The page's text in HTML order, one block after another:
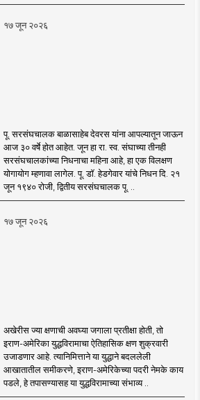
१७ जून २०२६
पू. सरसंघचालक बाळासाहेब देवरस यांना आपल्यातून जाऊन
आज ३० वर्षे होत आहेत. जून हा रा. स्व. संघाच्या तीनही
सरसंघचालकांच्या निधनाचा महिना आहे, हा एक विलक्षण
योगायोग म्हणावा लागेल. पू. डॉ. हेडगेवार यांचे निधन दि. २१
जून १९४० रोजी, द्वितीय सरसंघचालक पू. ..
१७ जून २०२६
अखेरीस ज्या क्षणाची अवघ्या जगाला प्रतीक्षा होती, तो
इराण-अमेरिका युद्धविरामाचा ऐतिहासिक क्षण शुक्रवारी
उजाडणार आहे. त्यानिमित्ताने या युद्धाने बदललेली
आखातातील समीकरणे, इराण-अमेरिकेच्या पदरी नेमके काय
पडले, हे तपासण्यासह या युद्धविरामाच्या संभाव्य ..